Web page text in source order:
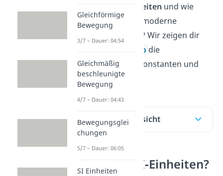
SI-Einheiten und wie
funktioniert das moderne
Einheitensystem? Wir zeigen dir
Video die
Basiseinheiten, Konstanten und
Vorsätze.
Inhaltsübersicht
Was sind SI‑Einheiten?
Gleichförmige
Bewegung
3/7 – Dauer: 04:54
Gleichmäßig
beschleunigte
Bewegung
4/7 – Dauer: 04:43
Bewegungsglei
chungen
5/7 – Dauer: 06:05
SI Einheiten